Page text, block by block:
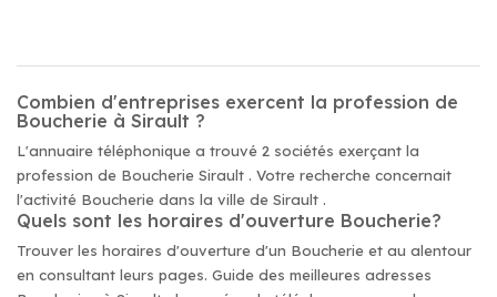
Combien d'entreprises exercent la profession de
Boucherie à Sirault ?
L'annuaire téléphonique a trouvé 2 sociétés exerçant la
profession de Boucherie Sirault . Votre recherche concernait
l'activité Boucherie dans la ville de Sirault .
Quels sont les horaires d'ouverture Boucherie?
Trouver les horaires d'ouverture d'un Boucherie et au alentour
en consultant leurs pages. Guide des meilleures adresses